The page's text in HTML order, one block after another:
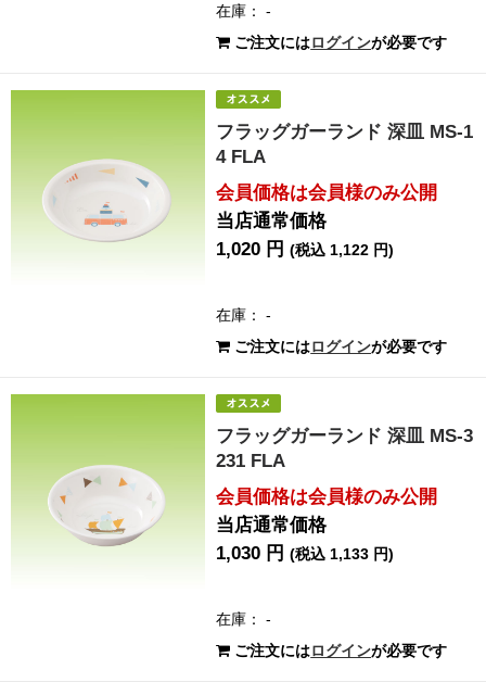
在庫： -
ご注文にはログインが必要です
フラッグガーランド 深皿 MS-1
4 FLA
会員価格は会員様のみ公開
当店通常価格
1,020 円(税込 1,122 円)
在庫： -
ご注文にはログインが必要です
フラッグガーランド 深皿 MS-3
231 FLA
会員価格は会員様のみ公開
当店通常価格
1,030 円(税込 1,133 円)
在庫： -
ご注文にはログインが必要です